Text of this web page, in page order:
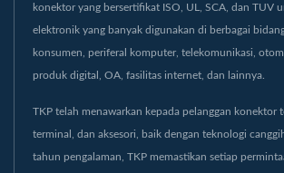
konektor yang bersertifikat ISO, UL, SCA, dan TUV
elektronik yang banyak digunakan di berbagai
konsumen, periferal komputer, telekomunikasi,
produk digital, OA, fasilitas internet, dan lainnya.
TKP telah menawarkan kepada pelanggan konektor
terminal, dan aksesori, baik dengan teknologi
tahun pengalaman, TKP memastikan setiap